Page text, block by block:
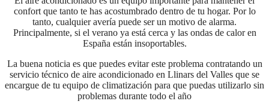
confort que tanto te has acostumbrado dentro de tu hogar. Por lo
tanto, cualquier avería puede ser un motivo de alarma.
Principalmente, si el verano ya está cerca y las ondas de calor en
España están insoportables.
La buena noticia es que puedes evitar este problema contratando un
servicio técnico de aire acondicionado en Llinars del Valles que se
encargue de tu equipo de climatización para que puedas utilizarlo sin
problemas durante todo el año